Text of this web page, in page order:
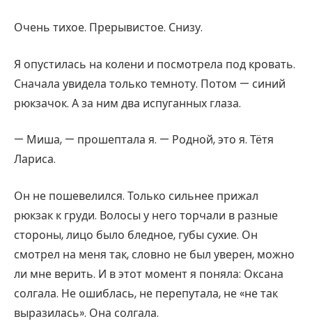
Очень тихое. Прерывистое. Снизу.
Я опустилась на колени и посмотрела под кровать.
Сначала увидела только темноту. Потом — синий
рюкзачок. А за ним два испуганных глаза.
— Миша, — прошептала я. — Родной, это я. Тётя
Лариса.
Он не пошевелился. Только сильнее прижал
рюкзак к груди. Волосы у него торчали в разные
стороны, лицо было бледное, губы сухие. Он
смотрел на меня так, словно не был уверен, можно
ли мне верить. И в этот момент я поняла: Оксана
солгала. Не ошиблась, не перепутала, не «не так
выразилась». Она солгала.